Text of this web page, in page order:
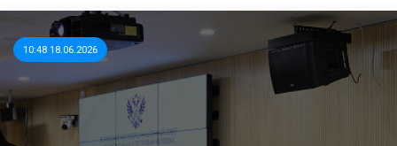
10:48 18.06.2026